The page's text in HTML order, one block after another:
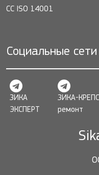
СС ISO 14001
Социальные сети
ЗИКА
ЭКСПЕРТ
ЗИКА-
ремонт